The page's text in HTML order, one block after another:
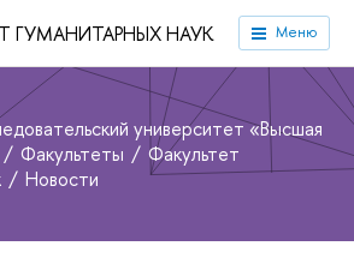
ГУМАНИТАРНЫХ НАУК Меню
университет «Высшая
Факультеты
Факультет
Новости